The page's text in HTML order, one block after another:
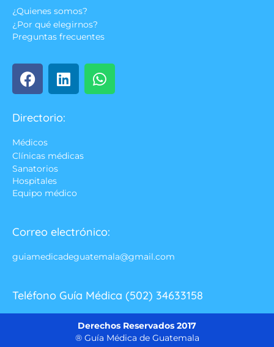
¿Quienes somos?
¿Por qué elegirnos?
Preguntas frecuentes
Directorio:
Médicos
Clínicas médicas
Sanatorios
Hospitales
Equipo médico
Correo electrónico:
guiamedicadeguatemala@gmail.com
Teléfono Guía Médica (502) 34633158
Derechos Reservados 2017
® Guía Médica de Guatemala